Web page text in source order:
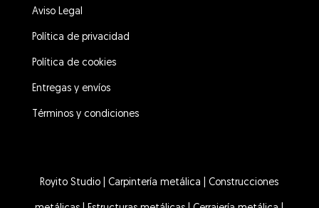
Aviso Legal
Política de privacidad
Política de cookies
Entregas y envíos
Términos y condiciones
Royito Studio |Carpintería metálica |Construcciones